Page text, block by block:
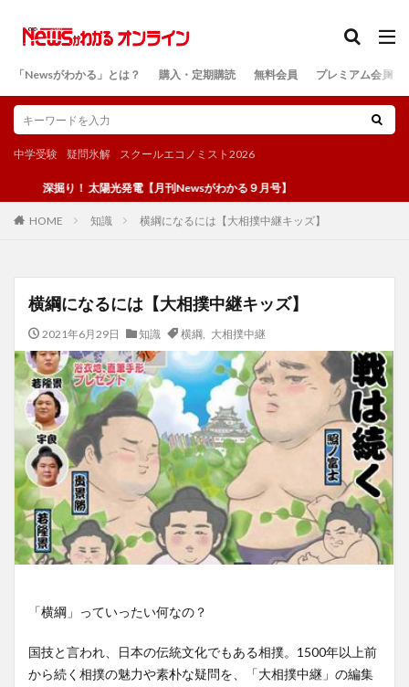
「Newsがわかる」とは？ 購入・定期購読 無料会員 プレミアム会員
中学受験 疑問氷解 スクールエコノミスト2026
掘り！ 太陽光発電【月刊Newsがわかる９月号】
HOME 知識 横綱になるには【大相撲中継キッズ】
横綱になるには【大相撲中継キッズ】
2021年6月29日 知識 横綱 大相撲中継
「横綱」っていったい何なの？
国技と言われ、日本の伝統文化でもある相撲。1500年以上前
から続く相撲の魅力や素朴な疑問を、「大相撲中継」の編集
検索